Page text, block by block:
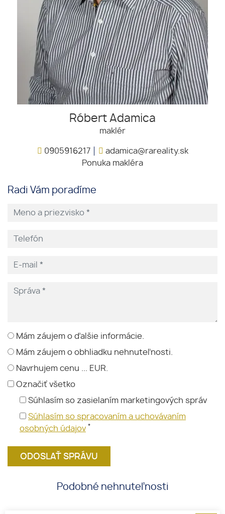
Róbert Adamica
maklér
0905916217
adamica@rareality.sk
Ponuka makléra
Radi Vám poradíme
Mám záujem o ďalšie informácie.
Mám záujem o obhliadku nehnuteľnosti.
Navrhujem cenu ... EUR.
Označiť všetko
Súhlasím so zasielaním marketingových správ
Súhlasím so spracovaním a uchovávaním
osobných údajov *
Podobné nehnuteľnosti